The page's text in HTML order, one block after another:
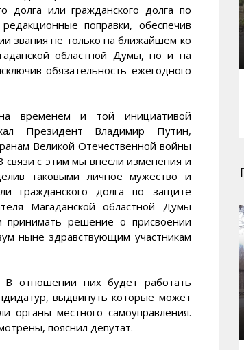
долга или гражданского долга по
поправки, обеспечив
звания не только на ближайшем ко
областной Думы, но и на
обязательность ежегодного
временем и той инициативой
Президент Владимир Путин,
Великой Отечественной войны
с этим мы внесли изменения и
таковыми личное мужество и
гражданского долга по защите
Магаданской областной Думы
решение о присвоении
ныне здравствующим участникам
отношении них будет работать
выдвинуть которые может
местного самоуправления.
пояснил депутат.